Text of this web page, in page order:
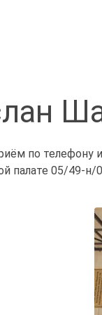
по телефону
палате 05/49-н/